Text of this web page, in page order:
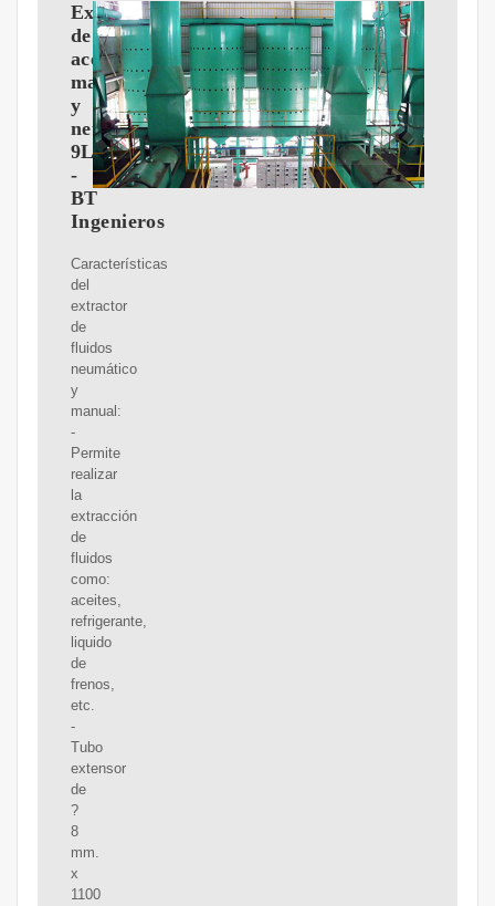
Extractor
de
aceite
manual
y
neumático.
9L
-
BT
Ingenieros
Características
del
extractor
de
fluidos
neumático
y
manual:
-
Permite
realizar
la
extracción
de
fluidos
como:
aceites,
refrigerante,
liquido
de
frenos,
etc.
-
Tubo
extensor
de
?
8
mm.
x
1100